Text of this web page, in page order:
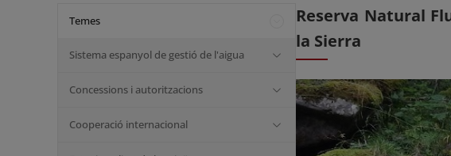
Temes
Sistema espanyol de gestió de l'aigua
Concessions i autoritzacions
Cooperació internacional
Reserva Natural
la Sierra